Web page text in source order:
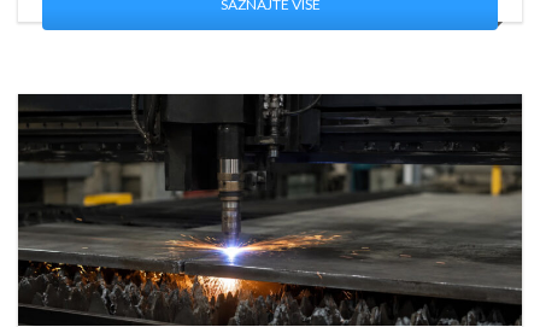
SAZNAJTE VIŠE